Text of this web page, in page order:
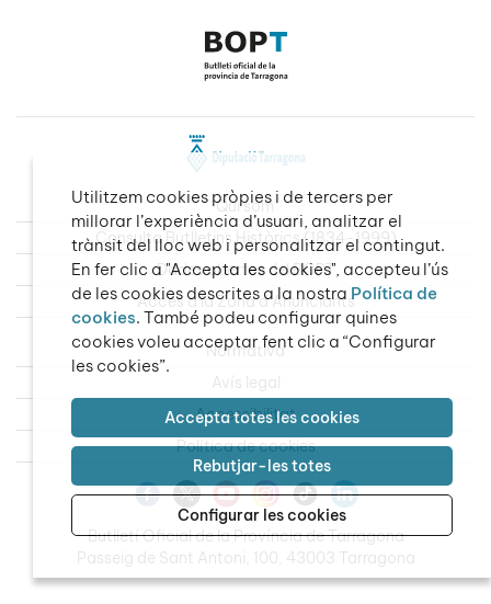
Qui som
Consulta Butlletins Històrics (1834-1999)
Dades obertes del BOPT
Accés a la Zona d’Anunciants
Normativa
Avís legal
Accessibilitat
Política de cookies
Butlletí Oficial de la Província de Tarragona
Passeig de Sant Antoni, 100, 43003 Tarragona
Utilitzem cookies pròpies i de tercers per
millorar l’experiència d’usuari, analitzar el
trànsit del lloc web i personalitzar el contingut.
En fer clic a "Accepta les cookies", accepteu l’ús
de les cookies descrites a la nostra Política de
cookies. També podeu configurar quines
cookies voleu acceptar fent clic a “Configurar
les cookies”.
Accepta totes les cookies
Rebutjar-les totes
Configurar les cookies